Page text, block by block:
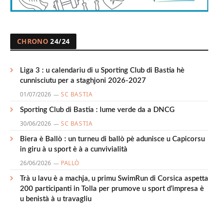
CHRONO 24/24
Liga 3 : u calendariu di u Sporting Club di Bastia hè
cunnisciutu per a staghjoni 2026-2027
01/07/2026 SC BASTIA
Sporting Club di Bastia : lume verde da a DNCG
30/06/2026 SC BASTIA
Biera è Ballò : un turneu di ballò pè adunisce u Capicorsu
in giru à u sport è à a cunvivialità
26/06/2026 PALLÒ
Trà u lavu è a machja, u primu SwimRun di Corsica aspetta
200 participanti in Tolla per prumove u sport d’impresa è
u benistà à u travagliu